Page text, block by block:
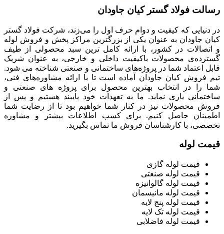
رسالت فولاد گستر کیان جاودان
در دنیایی که کیفیت و دوام حرف اول را می‌زند، شرکت فولاد گستر
کیان جاودان به عنوان یکی از بزرگترین مراکز پخش و فروش لوله
و اتصالات در کشور، با ارائه کامل ترین سبد محصولی از طیف
گسترده‌‌ی محصولات باکیفیت داخلی و خارجی، به عنوان شریک
قابل اعتماد شما در پروژه‌های ساختمانی و صنعتی شناخته می شود.
تیم فروش کیان جاودان آماده است تا با ارائه مشاوره‌های فنی،
شما را در انتخاب بهترین محصول برای پروژه های صنعتی و
ساختمانی یاری نماید. ما به تعهدات خود پایبند هستیم و پس از
فروش محصولات نیز در کنار شما خواهیم بود تا از رضایت شما
اطمینان حاصل کنیم. برای کسب اطلاعات بیشتر و مشاوره
تخصصی، با کارشناسان فروش ما تماس بگیرید.
قیمت لوله
قیمت لوله گازی
قیمت لوله صنعتی
قیمت لوله گالوانیزه
قیمت لوله مانیسمان
قیمت لوله پنج لایه
قیمت لوله تک لایه
قیمت لوله فاضلابی